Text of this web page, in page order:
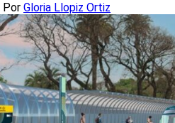
Por Gloria Llopiz Ortiz